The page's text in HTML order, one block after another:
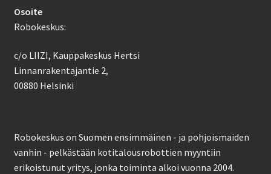
Osoite
Robokeskus:
c/o LIIZI, Kauppakeskus Hertsi
Linnanrakentajantie 2,
00880 Helsinki
Robokeskus on Suomen ensimmäinen - ja pohjoismaiden
vanhin - pelkästään kotitalousrobottien myyntiin
erikoistunut yritys, jonka toiminta alkoi vuonna 2004.